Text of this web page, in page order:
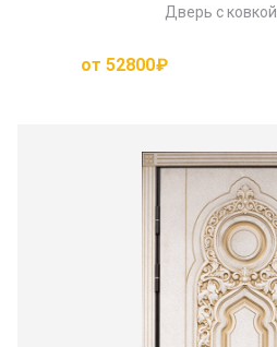
Дверь с ковкой
от 52800₽